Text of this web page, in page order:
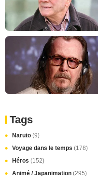
Tags
Naruto (9)
Voyage dans le temps (178)
Héros (152)
Animé / Japanimation (295)